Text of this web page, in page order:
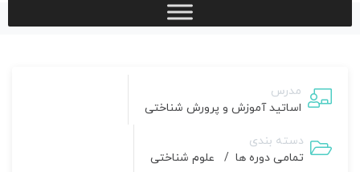
مدرس
اساتید آموزش و پرورش شناختی
دسته بندی
تمامی دوره ها / علوم شناختی